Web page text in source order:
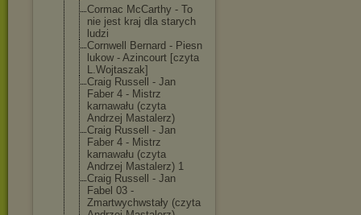
Cormac McCarthy - To
nie jest kraj dla starych
ludzi
Cornwell Bernard - Piesn
lukow - Azincourt [czyta
L.Wojtaszak]
Craig Russell - Jan
Faber 4 - Mistrz
karnawału (czyta
Andrzej Mastalerz)
Craig Russell - Jan
Faber 4 - Mistrz
karnawału (czyta
Andrzej Mastalerz) 1
Craig Russell - Jan
Fabel 03 -
Zmartwychwstały (czyta